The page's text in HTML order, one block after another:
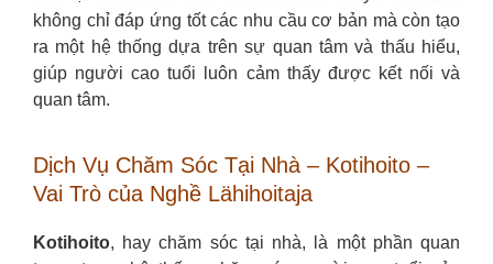
không chỉ đáp ứng tốt các nhu cầu cơ bản mà còn tạo
ra một hệ thống dựa trên sự quan tâm và thấu hiểu,
giúp người cao tuổi luôn cảm thấy được kết nối và
quan tâm.
Dịch Vụ Chăm Sóc Tại Nhà – Kotihoito –
Vai Trò của Nghề Lähihoitaja
Kotihoito, hay chăm sóc tại nhà, là một phần quan